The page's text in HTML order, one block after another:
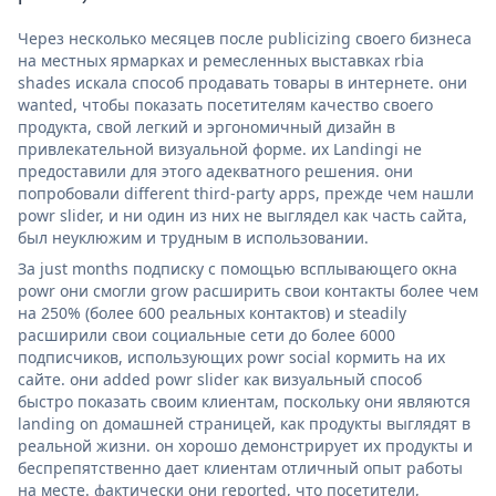
Через несколько месяцев после publicizing своего бизнеса
на местных ярмарках и ремесленных выставках rbia
shades искала способ продавать товары в интернете. они
wanted, чтобы показать посетителям качество своего
продукта, свой легкий и эргономичный дизайн в
привлекательной визуальной форме. их Landingi не
предоставили для этого адекватного решения. они
попробовали different third-party apps, прежде чем нашли
powr slider, и ни один из них не выглядел как часть сайта,
был неуклюжим и трудным в использовании.
За just months подписку с помощью всплывающего окна
powr они смогли grow расширить свои контакты более чем
на 250% (более 600 реальных контактов) и steadily
расширили свои социальные сети до более 6000
подписчиков, использующих powr social кормить на их
сайте. они added powr slider как визуальный способ
быстро показать своим клиентам, поскольку они являются
landing on домашней страницей, как продукты выглядят в
реальной жизни. он хорошо демонстрирует их продукты и
беспрепятственно дает клиентам отличный опыт работы
на месте. фактически они reported, что посетители,